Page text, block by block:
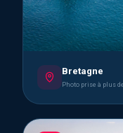
Bretagne
Photo prise à plus